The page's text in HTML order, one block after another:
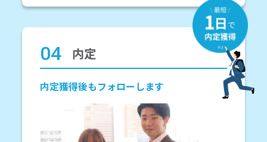
04 内定
内定獲得後もフォローします